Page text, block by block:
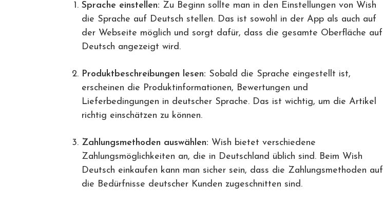
Sprache einstellen: Zu Beginn sollte man in den Einstellungen von Wish
die Sprache auf Deutsch stellen. Das ist sowohl in der App als auch auf
der Webseite möglich und sorgt dafür, dass die gesamte Oberfläche auf
Deutsch angezeigt wird.
Produktbeschreibungen lesen: Sobald die Sprache eingestellt ist,
erscheinen die Produktinformationen, Bewertungen und
Lieferbedingungen in deutscher Sprache. Das ist wichtig, um die Artikel
richtig einschätzen zu können.
Zahlungsmethoden auswählen: Wish bietet verschiedene
Zahlungsmöglichkeiten an, die in Deutschland üblich sind. Beim Wish
Deutsch einkaufen kann man sicher sein, dass die Zahlungsmethoden auf
die Bedürfnisse deutscher Kunden zugeschnitten sind.